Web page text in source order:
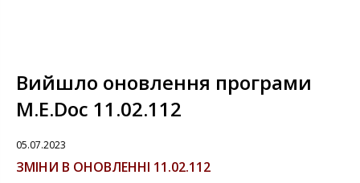
Вийшло оновлення програми
M.E.Doc 11.02.112
05.07.2023
ЗМІНИ В ОНОВЛЕННІ 11.02.112